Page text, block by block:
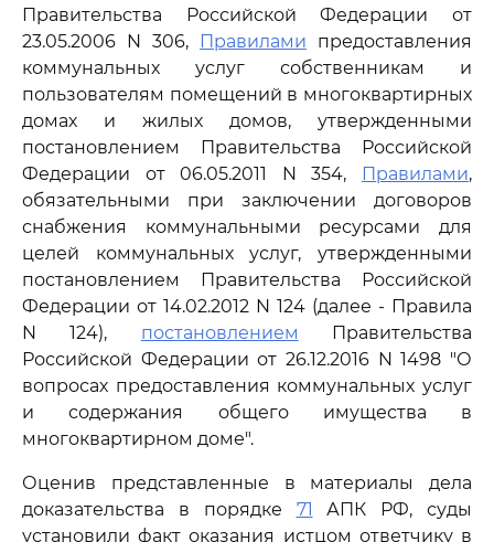
Правительства Российской Федерации от
23.05.2006 N 306,
Правилами предоставления
коммунальных услуг собственникам и
пользователям помещений в многоквартирных
домах и жилых домов, утвержденными
постановлением Правительства Российской
Федерации от 06.05.2011 N 354,
Правилами,
обязательными при заключении договоров
снабжения коммунальными ресурсами для
целей коммунальных услуг, утвержденными
постановлением Правительства Российской
Федерации от 14.02.2012 N 124 (далее - Правила
N 124), постановлением Правительства
Российской Федерации от 26.12.2016 N 1498 "О
вопросах предоставления коммунальных услуг
и содержания общего имущества в
многоквартирном доме".
Оценив представленные в материалы дела
доказательства в порядке 71 АПК РФ, суды
установили факт оказания истцом ответчику в